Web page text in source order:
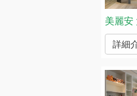
美麗安
詳細